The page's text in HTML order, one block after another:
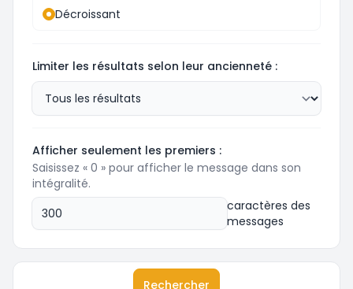
Décroissant
Limiter les résultats selon leur ancienneté :
Afficher seulement les premiers :
Saisissez « 0 » pour afficher le message dans son
intégralité.
caractères des
messages
Rechercher